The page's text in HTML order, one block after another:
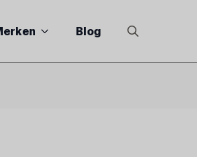
Blog